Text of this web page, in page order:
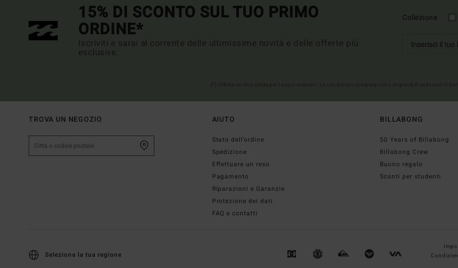
15% DI SCONTO SUL TUO PRIMO
ORDINE*
Iscriviti e sarai al corrente delle ultimissime novità e delle offerte più
esclusive.
Collezione
TROVA UN NEGOZIO AIUTO
Stato dell’ordine
Spedizione
Effettuare un reso
Pagamento
Riparazioni e Garanzie
Protezione dei dati
FAQ e contatti
BILLABONG
50 Years of Billabong
Billabong Crew
Buono regalo
Sconti per studenti
Seleziona la tua regione